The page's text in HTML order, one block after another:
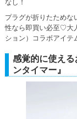
なし！
プラグが折りたためな
性なら即買い必至♡大
ション）コラボアイテ
感覚的に使え
ンタイマー』